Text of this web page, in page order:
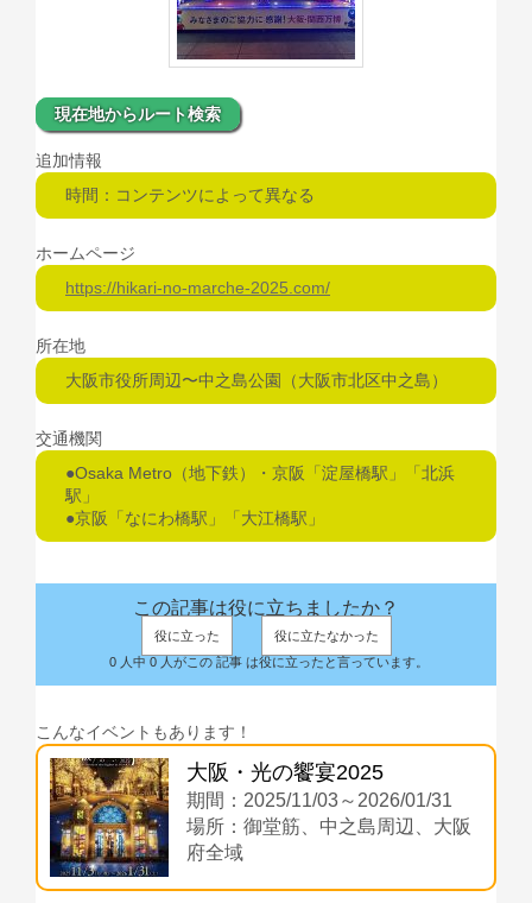
現在地からルート検索
追加情報
時間：コンテンツによって異なる
ホームページ
https://hikari-no-marche-2025.com/
所在地
大阪市役所周辺〜中之島公園（大阪市北区中之島）
交通機関
●Osaka Metro（地下鉄）・京阪「淀屋橋駅」「北浜
駅」
●京阪「なにわ橋駅」「大江橋駅」
この記事は役に立ちましたか？
役に立った
役に立たなかった
0 人中 0 人がこの 記事 は役に立ったと言っています。
こんなイベントもあります！
大阪・光の饗宴2025
期間：2025/11/03～2026/01/31
場所：御堂筋、中之島周辺、大阪
府全域